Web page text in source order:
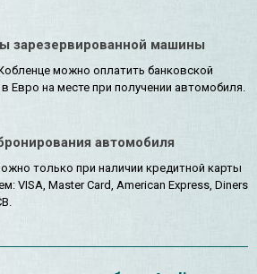
зарезервированной машины
можно оплатить банковской
Евро на месте при получении автомобиля.
автомобиля
только при наличии кредитной карты
VISA, Master Card, American Express, Diners